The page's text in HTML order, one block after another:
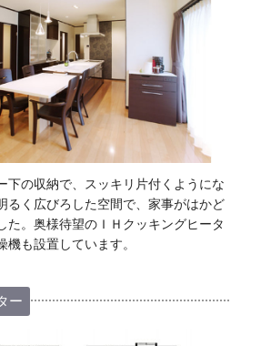
下の収納で、スッキリ片付くようにな
るく広びろした空間で、家事がはかど
た。奥様待望のＩＨクッキングヒータ
機も設置しています。
ー